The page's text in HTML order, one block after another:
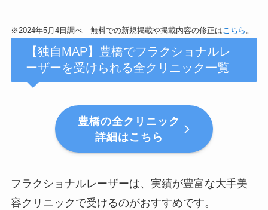
※2024年5月4日調べ 無料での新規掲載や掲載内容の修正はこちら 。
【独自MAP】豊橋でフラクショナルレ
ーザーを受けられる全クリニック一覧
豊橋の全クリニック
詳細はこちら
フラクショナルレーザーは、実績が豊富な大手美
容クリニックで受けるのがおすすめです。